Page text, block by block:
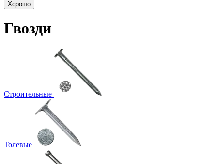
Хорошо
Гвозди
Строительные
Толевые